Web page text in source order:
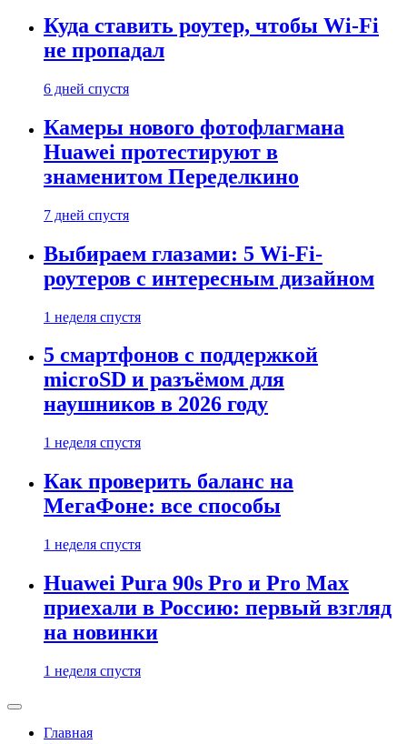
Куда ставить роутер, чтобы Wi-Fi
не пропадал
6 дней спустя
Камеры нового фотофлагмана
Huawei протестируют в
знаменитом Переделкино
7 дней спустя
Выбираем глазами: 5 Wi-Fi-
роутеров с интересным дизайном
1 неделя спустя
5 смартфонов с поддержкой
microSD и разъёмом для
наушников в 2026 году
1 неделя спустя
Как проверить баланс на
МегаФоне: все способы
1 неделя спустя
Huawei Pura 90s Pro и Pro Max
приехали в Россию: первый взгляд
на новинки
1 неделя спустя
Главная